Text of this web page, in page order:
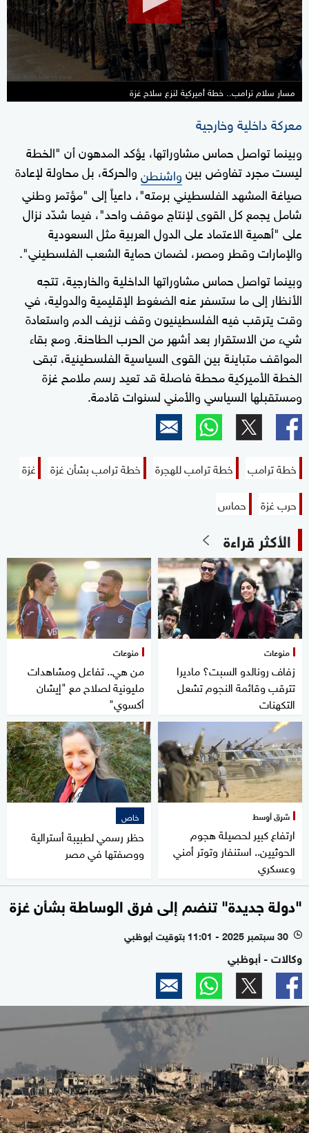
22
seconds
مسار سلام ترامب.. خطة أميركية لنزع سلاح غزة
معركة داخلية وخارجية
وبينما تواصل حماس مشاوراتها، يؤكد المدهون أن "الخطة
ليست مجرد تفاوض بينواشنطنوالحركة، بل محاولة لإعادة
صياغة المشهد الفلسطيني برمته"، داعياً إلى "مؤتمر وطني
شامل يجمع كل القوى لإنتاج موقف واحد"، فيما شدّد نزال
على "أهمية الاعتماد على الدول العربية مثل السعودية
والإمارات وقطر ومصر، لضمان حماية الشعب الفلسطيني".
وبينما تواصل حماس مشاوراتها الداخلية والخارجية، تتجه
الأنظار إلى ما ستسفر عنه الضغوط الإقليمية والدولية، في
وقت يترقب فيه الفلسطينيون وقف نزيف الدم واستعادة
شيء من الاستقرار بعد أشهر من الحرب الطاحنة. ومع بقاء
المواقف متباينة بين القوى السياسية الفلسطينية، تبقى
الخطة الأميركية محطة فاصلة قد تعيد رسم ملامح غزة
ومستقبلها السياسي والأمني لسنوات قادمة.
خطة ترامب خطة ترامب للهجرة خطة ترامب بشأن غزة
غزة
حرب غزة
حماس
الأكثر قراءة
منوعات
زفاف رونالدو السبت؟ ماديرا
تترقب وقائمة النجوم تشعل
التكهنات
منوعات
من هي.. تفاعل ومشاهدات
مليونية لصلاح مع "إيشان
أكسوي"
شرق أوسط
ارتفاع كبير لحصيلة هجوم
الحوثيين.. استنفار وتوتر أمني
وعسكري
خاص
حظر رسمي لطبيبة أسترالية
ووصفتها في مصر
"دولة جديدة" تنضم إلى فرق الوساطة بشأن غزة
l 30 سبتمبر 2025 - 11:01 بتوقيت أبوظبي
وكالات - أبوظبي